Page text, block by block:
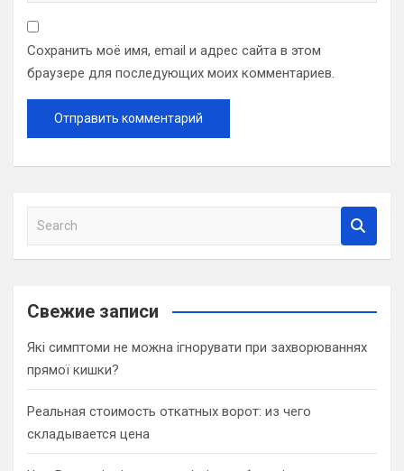
Сохранить моё имя, email и адрес сайта в этом
браузере для последующих моих комментариев.
a
c
Свежие записи
Які симптоми не можна ігнорувати при захворюваннях
прямої кишки?
Реальная стоимость откатных ворот: из чего
складывается цена